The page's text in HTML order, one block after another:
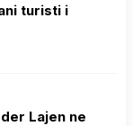
turisti i
Lajen ne